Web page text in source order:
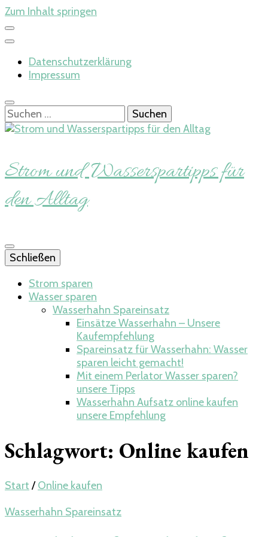
Zum Inhalt springen
Datenschutzerklärung
Impressum
Suchen
nach:
Strom und Wasserspartipps für
den Alltag
Schließen
Strom sparen
Wasser sparen
Wasserhahn Spareinsatz
Einsätze Wasserhahn – Unsere
Kaufempfehlung
Spareinsatz für Wasserhahn: Wasser
sparen leicht gemacht!
Mit einem Perlator Wasser sparen?
unsere Tipps
Wasserhahn Aufsatz online kaufen
unsere Empfehlung
Schlagwort: Online kaufen
Start / Online kaufen
Wasserhahn Spareinsatz